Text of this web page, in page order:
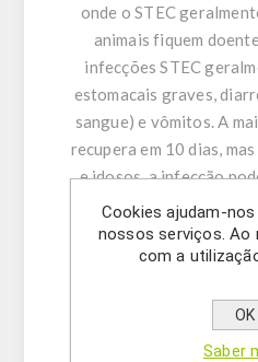
onde o STEC
animais fiquem
infecções STEC
estomacais graves,
sangue) e vômitos. A
recupera em 10 dias,
e idosos, a infecção
com risco de vida, como
urêmica. A síndrome
caracterizada por
encontrado para ser
tóxico do
Cookies ajudam-
nossos serviços. Ao
com a
OK
Saber